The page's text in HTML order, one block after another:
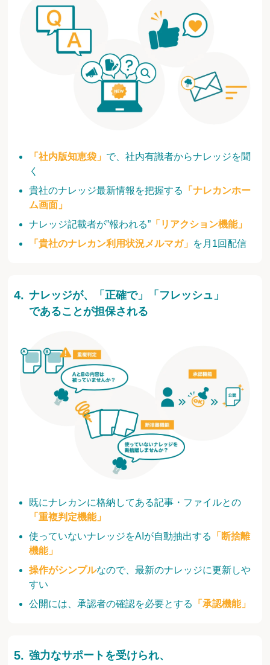
「社内版知恵袋」 で、社内有識者からナレッジを聞
く
貴社のナレッジ最新情報を把握する
「ナレカンホー
ム画面」
ナレッジ記載者が”報われる” 「リアクション機能」
「貴社のナレカン利用状況メルマガ」 を月1回配信
既にナレカンに格納してある記事・ファイルとの
「重複判定機能」
使っていないナレッジをAIが自動抽出する
「断捨離
機能」
操作がシンプルなので、最新のナレッジに更新しや
すい
公開には、承認者の確認を必要とする
「承認機能」
ナレッジが、「正確で」「フレッシュ」
であることが担保される
強力なサポートを受けられ、